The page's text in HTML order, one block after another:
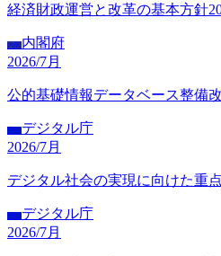
経済財政運営と改革の基本方針
内閣内閣府
2026/7月
公的基礎情報データベース整備
デジタル庁
2026/7月
デジタル社会の実現に向けた重
デジタル庁
2026/7月